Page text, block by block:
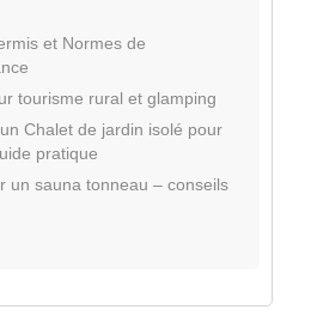
et Normes de
tourisme rural et glamping
Chalet de jardin isolé pour
pratique
un sauna tonneau – conseils